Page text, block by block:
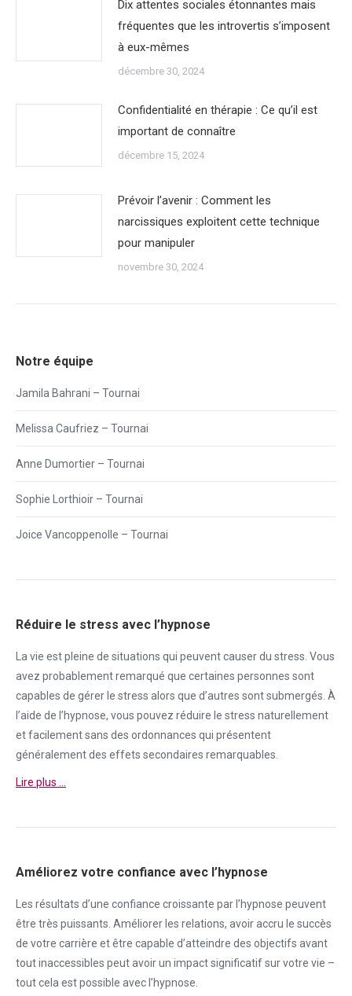
Dix attentes sociales étonnantes mais
fréquentes que les introvertis s’imposent
à eux-mêmes
décembre 30, 2024
Confidentialité en thérapie : Ce qu’il est
important de connaître
décembre 15, 2024
Prévoir l’avenir : Comment les
narcissiques exploitent cette technique
pour manipuler
novembre 30, 2024
Notre équipe
Jamila Bahrani – Tournai
Melissa Caufriez – Tournai
Anne Dumortier – Tournai
Sophie Lorthioir – Tournai
Joice Vancoppenolle – Tournai
Réduire le stress avec l’hypnose
La vie est pleine de situations qui peuvent causer du stress . Vous
avez probablement remarqué que certaines personnes sont
capables de gérer le stress alors que d’autres sont submergés. À
l’aide de l’hypnose, vous pouvez réduire le stress naturellement
et facilement sans des ordonnances qui présentent
généralement des effets secondaires remarquables.
Lire plus …
Améliorez votre confiance avec l’hypnose
Les résultats d’une confiance croissante par l’hypnose peuvent
être très puissants. Améliorer les relations, avoir accru le succès
de votre carrière et être capable d’atteindre des objectifs avant
tout inaccessibles peut avoir un impact significatif sur votre vie –
tout cela est possible avec l’hypnose.